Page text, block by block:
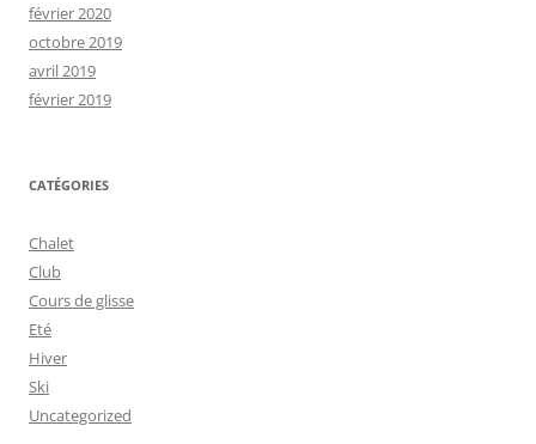
février 2020
octobre 2019
avril 2019
février 2019
CATÉGORIES
Chalet
Club
Cours de glisse
Eté
Hiver
Ski
Uncategorized